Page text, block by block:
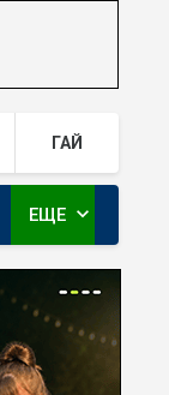
ГАЙ
ЕЩЕ expand_more